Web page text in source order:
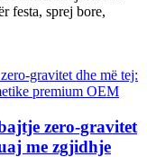
festa, sprej bore,
zero-gravitet
me zgjidhje